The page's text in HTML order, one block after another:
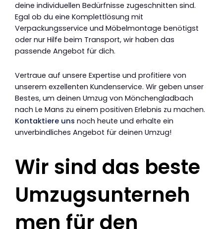
deine individuellen Bedürfnisse zugeschnitten sind.
Egal ob du eine Komplettlösung mit
Verpackungsservice und Möbelmontage benötigst
oder nur Hilfe beim Transport, wir haben das
passende Angebot für dich.
Vertraue auf unsere Expertise und profitiere von
unserem exzellenten Kundenservice. Wir geben unser
Bestes, um deinen Umzug von Mönchengladbach
nach Le Mans zu einem positiven Erlebnis zu machen.
Kontaktiere uns noch heute und erhalte ein
unverbindliches Angebot für deinen Umzug!
Wir sind das beste
Umzugsunterneh
men für den